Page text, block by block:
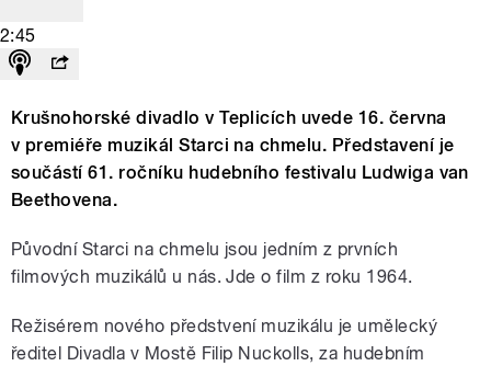
2:45
Krušnohorské divadlo v Teplicích uvede 16. června
v premiéře muzikál Starci na chmelu. Představení je
součástí 61. ročníku hudebního festivalu Ludwiga van
Beethovena.
Původní Starci na chmelu jsou jedním z prvních
filmových muzikálů u nás. Jde o film z roku 1964.
Režisérem nového předstvení muzikálu je umělecký
ředitel Divadla v Mostě Filip Nuckolls, za hudebním